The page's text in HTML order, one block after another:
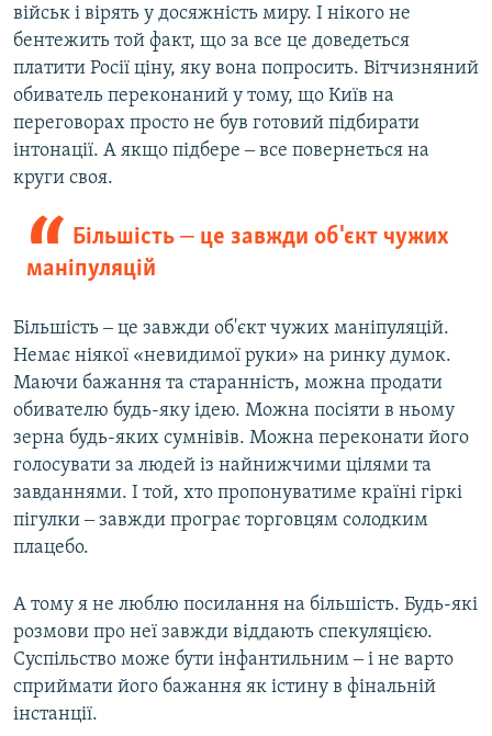
військ і вірять у досяжність миру. І нікого не
бентежить той факт, що за все це доведеться
платити Росії ціну, яку вона попросить. Вітчизняний
обиватель переконаний у тому, що Київ на
переговорах просто не був готовий підбирати
інтонації. А якщо підбере ‒ все повернеться на
круги своя.
Більшість ‒ це завжди об'єкт чужих
маніпуляцій
Більшість ‒ це завжди об'єкт чужих маніпуляцій.
Немає ніякої «невидимої руки» на ринку думок.
Маючи бажання та старанність, можна продати
обивателю будь-яку ідею. Можна посіяти в ньому
зерна будь-яких сумнівів. Можна переконати його
голосувати за людей із найнижчими цілями та
завданнями. І той, хто пропонуватиме країні гіркі
пігулки ‒ завжди програє торговцям солодким
плацебо.
А тому я не люблю посилання на більшість. Будь-які
розмови про неї завжди віддають спекуляцією.
Суспільство може бути інфантильним ‒ і не варто
сприймати його бажання як істину в фінальній
інстанції.